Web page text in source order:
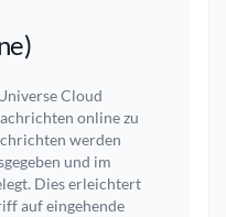
Cloud
online zu
werden
und im
Dies erleichtert
auf eingehende